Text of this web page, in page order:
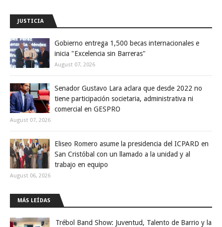
JUSTICIA
Gobierno entrega 1,500 becas internacionales e
inicia "Excelencia sin Barreras"
August 07, 2026
Senador Gustavo Lara aclara que desde 2022 no
tiene participación societaria, administrativa ni
comercial en GESPRO
August 07, 2026
Eliseo Romero asume la presidencia del ICPARD en
San Cristóbal con un llamado a la unidad y al
trabajo en equipo
August 06, 2026
MÁS LEÍDAS
Trébol Band Show: Juventud, Talento de Barrio y la